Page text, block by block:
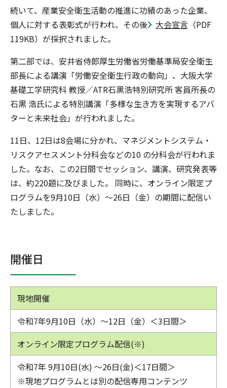
続いて、産業安全衛生活動の推進に功績のあった企業、
個人に対する表彰式が行われ、その後
大会宣言 （PDF
119KB）が採択されました。
第二部では、安井省侍郎厚生労働省労働基準局安全衛生
部長による講演「労働安全衛生行政の動向」、大阪大学
基礎工学研究科 教授／ATR石黒浩特別研究所 客員所長の
石黒 浩氏による特別講演「多様な生き方を実現するアバ
ターと未来社会」が行われました。
11日、12日は8会場に分かれ、マネジメントシステム・
リスクアセスメント分科会などの10 の分科会が行われま
した。なお、この2日間でセッション、講演、研究発表等
は、約220題に及びました。 同時に、オンライン限定プ
ログラムを9月10日（水）～26日（金）の期間に配信い
たしました。
開催日
現地開催
令和7年9月10日（水）～12日（金）＜3日間＞
オンライン限定プログラム配信(※)
令和7年 9月10日(水) ～26日(金)＜17日間＞
※現地プログラムとは別の配信専用コンテンツ